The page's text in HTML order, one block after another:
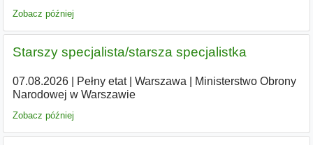
Zobacz później
Starszy specjalista/starsza specjalistka
07.08.2026| Pełny etat| Warszawa
Ministerstwo Obrony
Narodowej w Warszawie
Zobacz później